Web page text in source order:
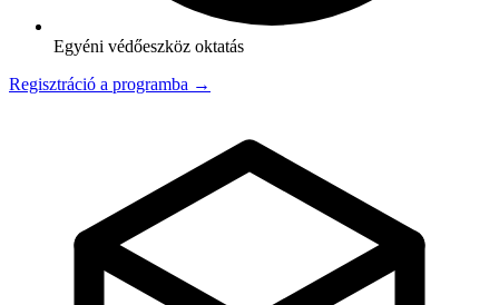
Egyéni védőeszköz oktatás
Regisztráció a programba →